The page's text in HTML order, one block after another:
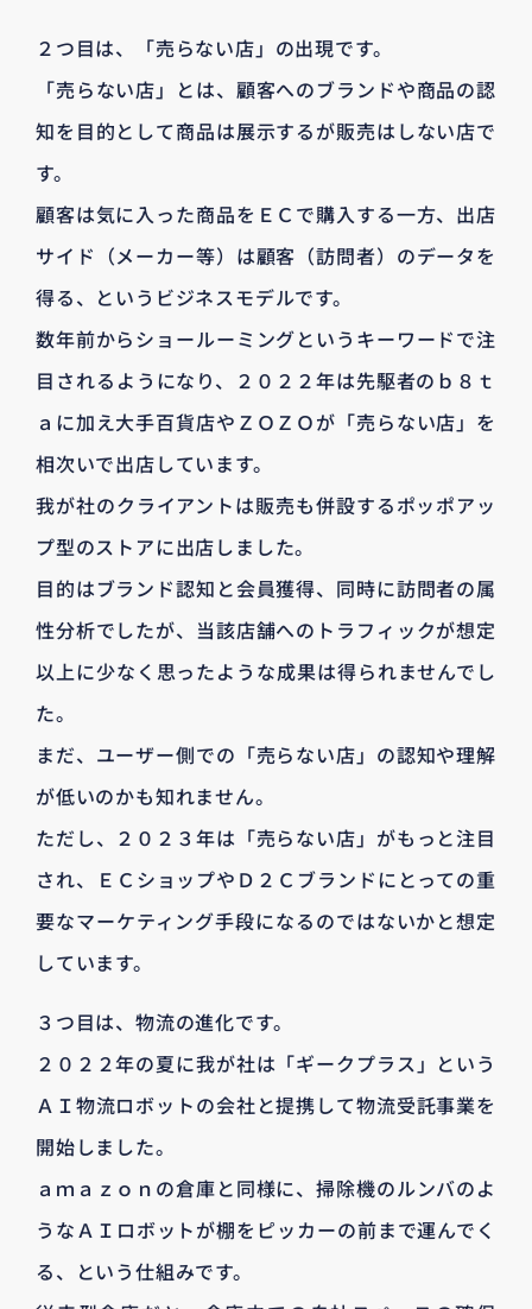
２つ目は、「売らない店」の出現です。
「売らない店」とは、顧客へのブランドや商品の認
知を目的として商品は展示するが販売はしない店で
す。
顧客は気に入った商品をＥＣで購入する一方、出店
サイド（メーカー等）は顧客（訪問者）のデータを
得る、というビジネスモデルです。
数年前からショールーミングというキーワードで注
目されるようになり、２０２２年は先駆者のｂ８ｔ
ａに加え大手百貨店やＺＯＺＯが「売らない店」を
相次いで出店しています。
我が社のクライアントは販売も併設するポッポアッ
プ型のストアに出店しました。
目的はブランド認知と会員獲得、同時に訪問者の属
性分析でしたが、当該店舗へのトラフィックが想定
以上に少なく思ったような成果は得られませんでし
た。
まだ、ユーザー側での「売らない店」の認知や理解
が低いのかも知れません。
ただし、２０２３年は「売らない店」がもっと注目
され、ＥＣショップやＤ２Ｃブランドにとっての重
要なマーケティング手段になるのではないかと想定
しています。
３つ目は、物流の進化です。
２０２２年の夏に我が社は「ギークプラス」という
ＡＩ物流ロボットの会社と提携して物流受託事業を
開始しました。
ａｍａｚｏｎの倉庫と同様に、掃除機のルンバのよ
うなＡＩロボットが棚をピッカーの前まで運んでく
る、という仕組みです。